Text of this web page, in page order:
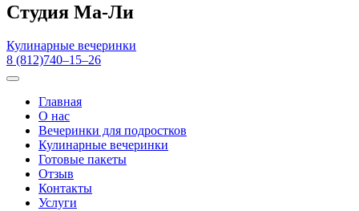
Студия Ма-Ли
Кулинарные вечеринки
8 (812)740–15–26
Toggle navigation
Главная
О нас
Вечеринки для подростков
Кулинарные вечеринки
Готовые пакеты
Отзыв
Контакты
Услуги